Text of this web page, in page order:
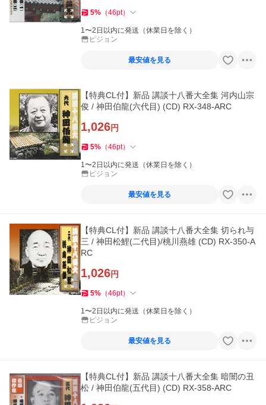
5% （46pt）
1〜2日以内に発送（休業日を除く）
ピジョン
最安値を見る
【特典CL付】新品 講談十八番大全集 河内山宗
俊 / 神田伯龍(六代目) (CD) RX-348-ARC
1,026円
5% （46pt）
1〜2日以内に発送（休業日を除く）
ピジョン
最安値を見る
【特典CL付】新品 講談十八番大全集 切られ与
三 / 神田松鯉(二代目)/桃川燕雄 (CD) RX-350-A
RC
1,026円
5% （46pt）
1〜2日以内に発送（休業日を除く）
ピジョン
最安値を見る
【特典CL付】新品 講談十八番大全集 暗闇の丑
松 / 神田伯龍(五代目) (CD) RX-358-ARC